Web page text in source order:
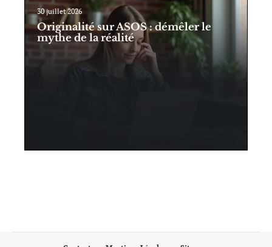
30 juillet 2026
Originalité sur ASOS : démêler le
mythe de la réalité